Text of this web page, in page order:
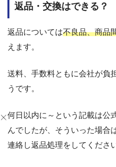
返品・交換はできる？
返品については不良品、商品
えます。
送料、手数料ともに会社が負
うです。
何日以内に～という記載は公
んでしたが、そういった場合
連絡し返品処理をしてください